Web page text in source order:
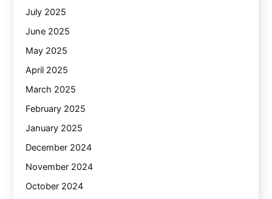
July 2025
June 2025
May 2025
April 2025
March 2025
February 2025
January 2025
December 2024
November 2024
October 2024